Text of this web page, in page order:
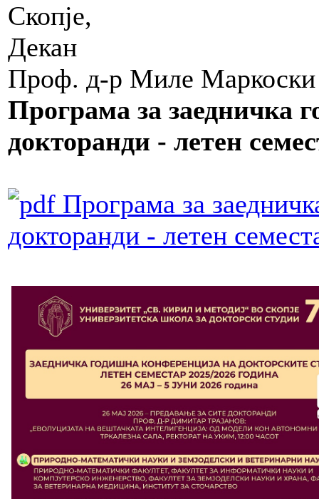
Скопје,
Декан
Проф. д-р Миле Маркоски
Програма за заедничка
докторанди - летен
Програма за
докторанди - летен